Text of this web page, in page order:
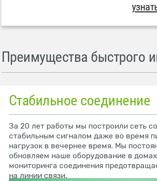
Преимущества быстрого
Стабильное соединение
За 20 лет работы мы построили сеть со
стабильным сигналом даже во время
нагрузок в вечернее время. Мы
обновляем наше оборудование в
мониторинга соединения
на линии связи.